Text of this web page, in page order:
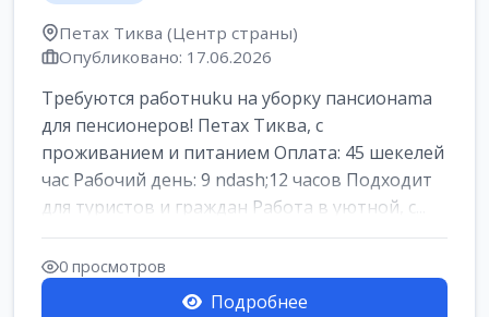
Петах Тиква (Центр страны)
Опубликовано: 17.06.2026
Требуются работнuku на уборку пансионama
для пенсионеров! Петах Тиква, с
проживанием и питанием Оплата: 45 шекелей
час Рабочий день: 9 ndash;12 часов Подходит
для туристов и граждан Работа в уютной, с...
0 просмотров
Подробнее